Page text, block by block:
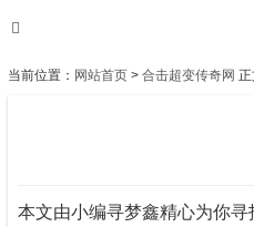
当前位置： 网站首页 > 合击超变传奇网 正
本文由小编寻梦鑫精心为你